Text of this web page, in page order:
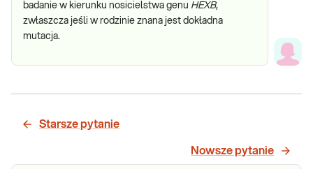
badanie w kierunku nosicielstwa genu HEXB,
zwłaszcza jeśli w rodzinie znana jest dokładna
mutacja.
Starsze pytanie
Nowsze pytanie